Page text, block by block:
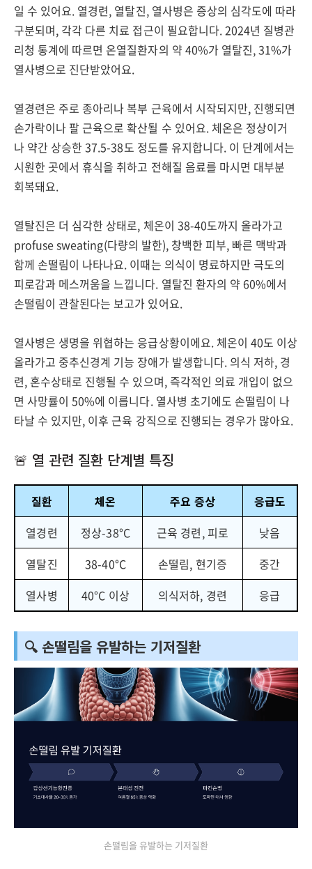
일 수 있어요. 열경련, 열탈진, 열사병은 증상의 심각도에 따라
구분되며, 각각 다른 치료 접근이 필요합니다. 2024년 질병관
리청 통계에 따르면 온열질환자의 약 40%가 열탈진, 31%가
열사병으로 진단받았어요.
열경련은 주로 종아리나 복부 근육에서 시작되지만, 진행되면
손가락이나 팔 근육으로 확산될 수 있어요. 체온은 정상이거
나 약간 상승한 37.5-38도 정도를 유지합니다. 이 단계에서는
시원한 곳에서 휴식을 취하고 전해질 음료를 마시면 대부분
회복돼요.
열탈진은 더 심각한 상태로, 체온이 38-40도까지 올라가고
profuse sweating(다량의 발한), 창백한 피부, 빠른 맥박과
함께 손떨림이 나타나요. 이때는 의식이 명료하지만 극도의
피로감과 메스꺼움을 느낍니다. 열탈진 환자의 약 60%에서
손떨림이 관찰된다는 보고가 있어요.
열사병은 생명을 위협하는 응급상황이에요. 체온이 40도 이상
올라가고 중추신경계 기능 장애가 발생합니다. 의식 저하, 경
련, 혼수상태로 진행될 수 있으며, 즉각적인 의료 개입이 없으
면 사망률이 50%에 이릅니다. 열사병 초기에도 손떨림이 나
타날 수 있지만, 이후 근육 강직으로 진행되는 경우가 많아요.
🚨 열 관련 질환 단계별 특징
질환 체온 주요 증상
응급도
열경련
정상-38°C 근육 경련, 피로
낮음
열탈진
38-40°C 손떨림, 현기증
중간
열사병
40°C 이상 의식저하, 경련 응급
🔍 손떨림을 유발하는 기저질환
손떨림을 유발하는 기저질환